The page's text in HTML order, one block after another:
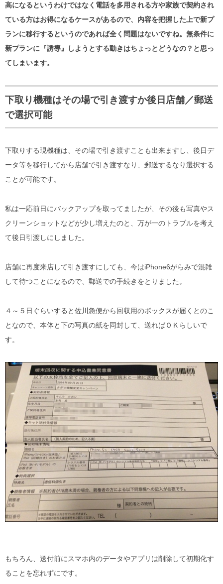
高になるというわけではなく電話を多用される方や家族で契約され
ている方はお得になるケースがあるので、内容を把握した上で新プ
ランに移行するというのであれば全く問題はないですね。無条件に
新プランに『誘導』しようとする動きはちょっとどうなの？と思っ
てしまいます。
下取り機種はその場で引き渡すか後日店舗／郵送
で選択可能
下取りする現機種は、その場で引き渡すことも出来ますし、後日デ
ータ等を移行してから店舗で引き渡すなり、郵送するなり選択する
ことが可能です。
私は一応前日にバックアップを取ってましたが、その後も写真やス
クリーンショットなどが少し増えたのと、万が一のトラブルを考え
て後日引渡しにしました。
店舗に再度来店して引き渡すにしても、今はiPhone6がらみで混雑
して待つことになるので、郵送での手続きをとりました。
４～５日ぐらいすると佐川急便から回収用のボックスが届くとのこ
となので、本体と下の写真の紙を同封して、送ればＯＫらしいで
す。
もちろん、送付前にスマホ内のデータやアプリは削除して初期化す
ることを忘れずにです。